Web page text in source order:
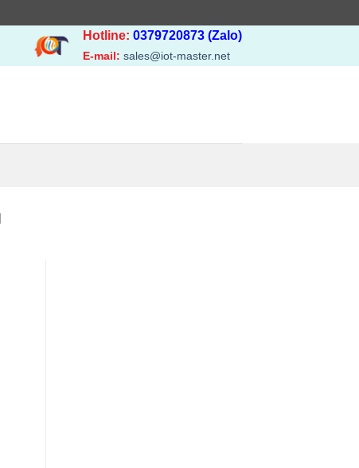
Hotline: 0379720873 (Zalo)
E-mail: sales@iot-master.net